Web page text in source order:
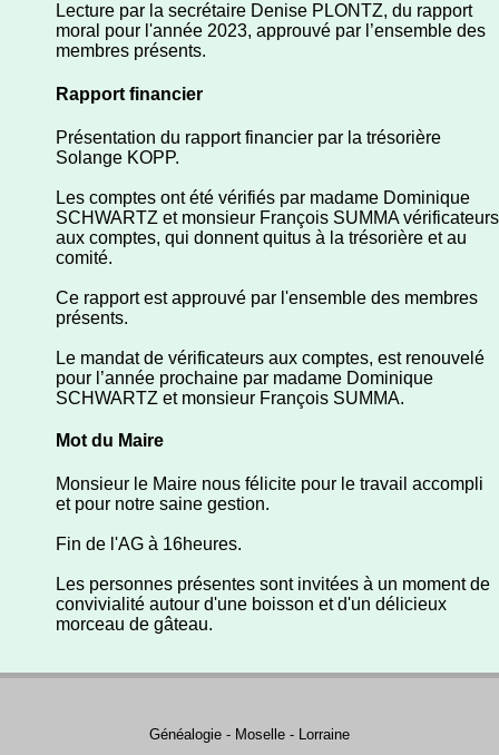
Lecture par la secrétaire Denise PLONTZ, du rapport
moral pour l'année 2023, approuvé par l’ensemble des
membres présents.
Rapport financier
Présentation du rapport financier par la trésorière
Solange KOPP.
Les comptes ont été vérifiés par madame Dominique
SCHWARTZ et monsieur François SUMMA vérificateurs
aux comptes, qui donnent quitus à la trésorière et au
comité.
Ce rapport est approuvé par l'ensemble des membres
présents.
Le mandat de vérificateurs aux comptes, est renouvelé
pour l’année prochaine par madame Dominique
SCHWARTZ et monsieur François SUMMA.
Mot du Maire
Monsieur le Maire nous félicite pour le travail accompli
et pour notre saine gestion.
Fin de l'AG à 16heures.
Les personnes présentes sont invitées à un moment de
convivialité autour d'une boisson et d'un délicieux
morceau de gâteau.
Généalogie - Moselle - Lorraine